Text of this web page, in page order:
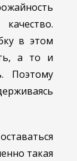
в этом
а то и
Поэтому
такая